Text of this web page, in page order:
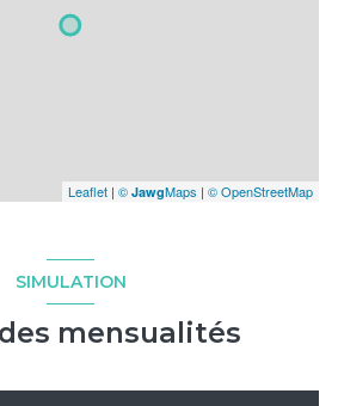
Leaflet | © JawgMaps | © OpenStreetMap
SIMULATION
mensualités